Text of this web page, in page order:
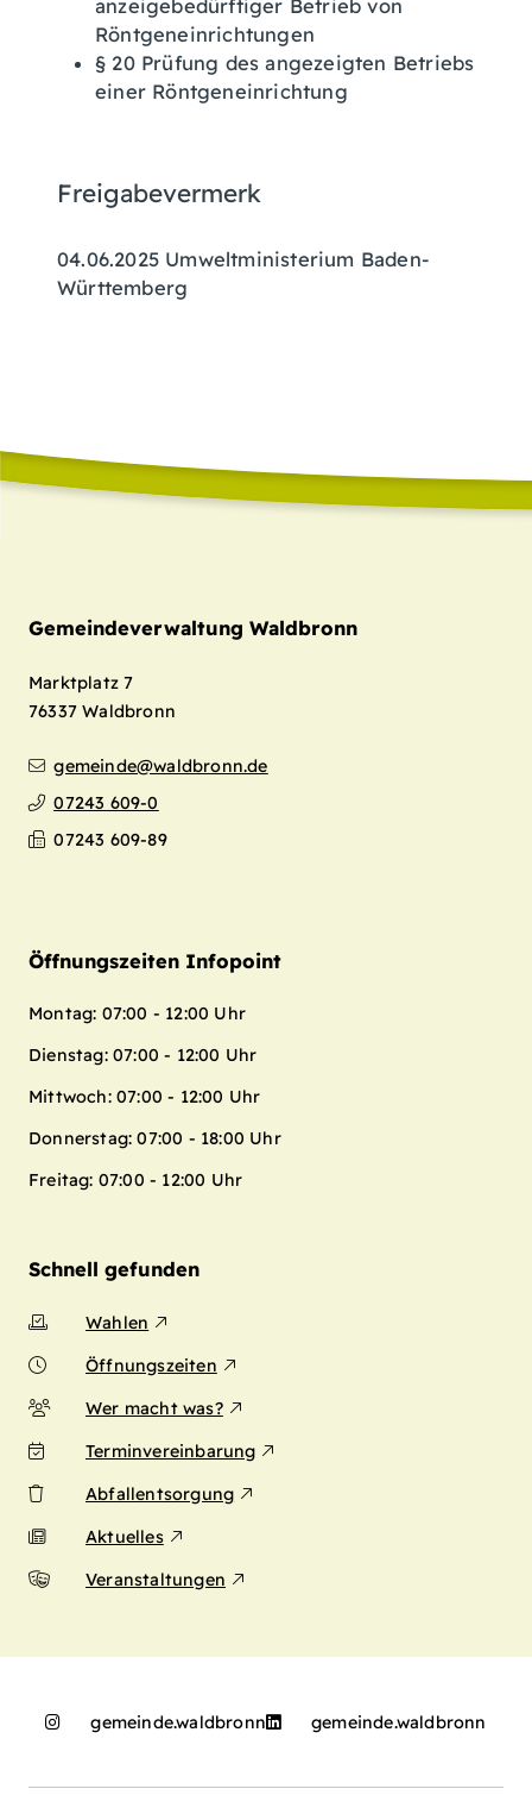
anzeigebedürftiger Betrieb von
Röntgeneinrichtungen
§ 20 Prüfung des angezeigten Betriebs
einer Röntgeneinrichtung
Freigabevermerk
04.06.2025 Umweltministerium Baden-
Württemberg
Gemeindeverwaltung Waldbronn
Marktplatz 7
76337 Waldbronn
gemeinde@waldbronn.de
07243 609-0
07243 609-89
Öffnungszeiten Infopoint
Montag: 07:00 - 12:00 Uhr
Dienstag: 07:00 - 12:00 Uhr
Mittwoch: 07:00 - 12:00 Uhr
Donnerstag: 07:00 - 18:00 Uhr
Freitag: 07:00 - 12:00 Uhr
Schnell gefunden
Wahlen
Öffnungszeiten
Wer macht was?
Terminvereinbarung
Abfallentsorgung
Aktuelles
Veranstaltungen
gemeinde.waldbronn gemeinde.waldbronn